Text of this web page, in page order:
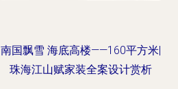
南国飘雪 海底高楼——160平方米|
珠海江山赋家装全案设计赏析